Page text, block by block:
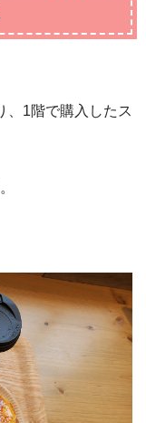
、1階で購入したス